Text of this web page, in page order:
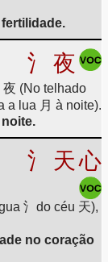
氵 夜
夜 (No telhado
a lua 月 à noite).
氵 天心
氵do céu 天),
no coração